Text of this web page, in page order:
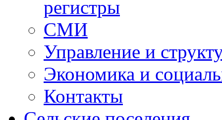
регистры
СМИ
Управление и
Экономика и
Контакты